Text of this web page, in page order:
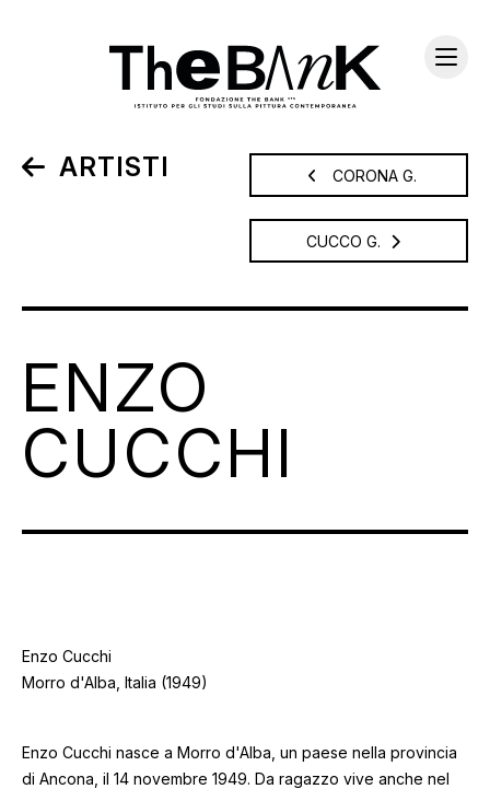
ARTISTI CORONA G.
CUCCO G.
ENZO
CUCCHI
Enzo Cucchi
Morro d'Alba, Italia (1949)
Enzo Cucchi nasce a Morro d'Alba, un paese nella provincia
di Ancona, il 14 novembre 1949. Da ragazzo vive anche nel